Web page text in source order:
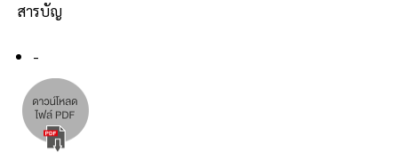
สารบัญ
-